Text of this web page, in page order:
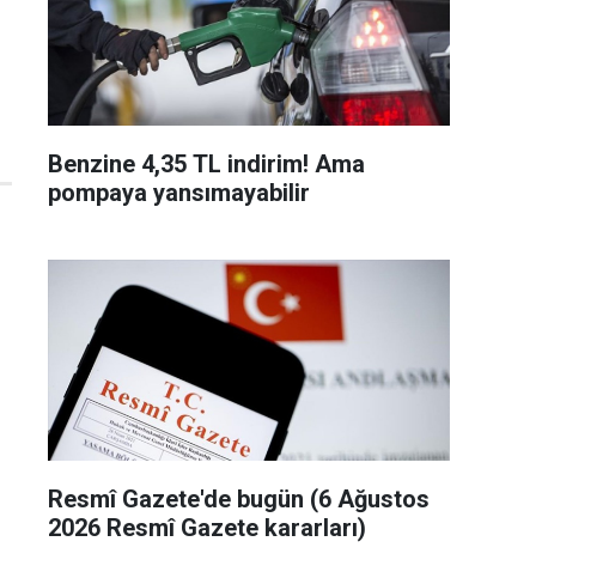
Benzine 4,35 TL indirim! Ama
pompaya yansımayabilir
Resmî Gazete'de bugün (6 Ağustos
2026 Resmî Gazete kararları)